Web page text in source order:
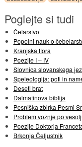
Poglejte si tudi
Čelarstvo
Popolni nauk o
Kranjska flora
Poezije I – IV
Slovnica slovanskega
Speleologija: poti in
Deseti brat
Dalmatinova biblija
Pesniška zbirka Pesmi
Problem vožnje po
Poezije Doktorja
Brkonja Čeljustnik